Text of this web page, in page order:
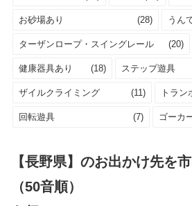
お砂場あり (28) うん
ターザンロープ・スイングレール (20)
健康器具あり (18) ステップ遊具
ザイルクライミング (11) トラン
回転遊具 (7) ゴーカ
【長野県】のお出かけ先を
（50音順）